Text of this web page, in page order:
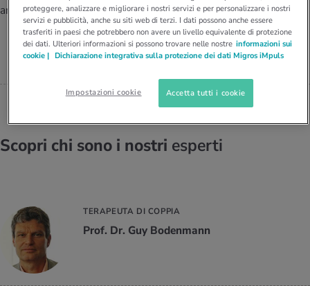
e intolleranze
Fabbisogno calorico
invernali
Calcola il consumo calorico
Lavoro e salute
delle donne
fisici
mediche
Dolori ai nervi
D’ATTUALITÀ NELL’AMBITO SERVIZIO
Offerte
INSEGNA POWER YOGA ALLA
SCUOLA CLUB E NEI CENTRI ACTIV
FITNESS DA OLTRE 20 ANNI
Barbara Wapf
anni.
Scopri chi sono i nostri esperti
TERAPEUTA DI COPPIA
Prof. Dr. Guy Bodenmann
proteggere, analizzare e migliorare i nostri servizi e per personalizzare i nostri
servizi e pubblicità, anche su siti web di terzi. I dati possono anche essere
trasferiti in paesi che potrebbero non avere un livello equivalente di protezione
dei dati. Ulteriori informazioni si possono trovare nelle nostre informazioni sui
cookie | Dichiarazione integrativa sulla protezione dei dati Migros iMpuls
Impostazioni cookie Accetta tutti i cookie